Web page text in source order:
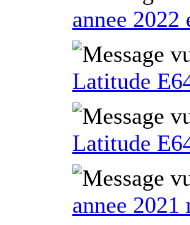
annee
Latitude
Latitude
annee